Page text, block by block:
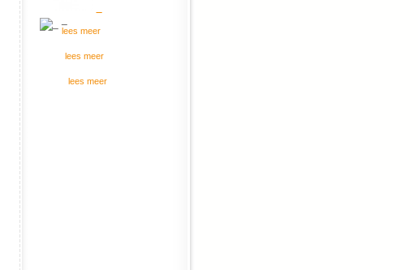
lees meer
lees meer
lees meer